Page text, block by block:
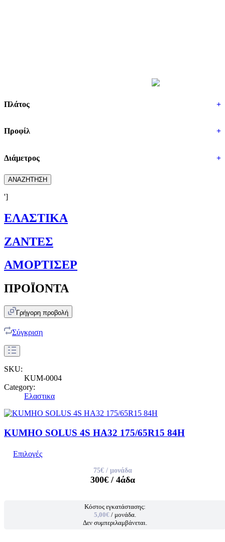
Πλάτος +
Προφίλ +
Διάμετρος +
ΑΝΑΖΗΤΗΣΗ
']
ΕΛΑΣΤΙΚΑ
ΖΑΝΤΕΣ
ΑΜΟΡΤΙΣΕΡ
ΠΡΟΪΟΝΤΑ
Γρήγορη προβολή
Σύγκριση
SKU:
KUM-0004
Category:
Ελαστικα
KUMHO SOLUS 4S HA32 175/65R15 84H
Επιλογές
75€/ μονάδα
300€/ 4άδα
Κόστος εγκατάστασης:
5,00€ / μονάδα.
Δεν συμπεριλαμβάνεται.